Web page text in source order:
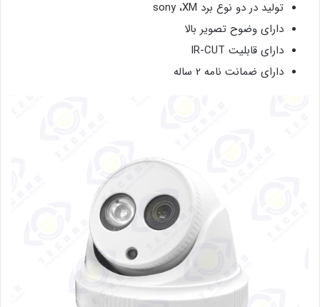
تولید در دو نوع برد sony ،XM
دارای وضوح تصویر بالا
دارای قابلیت IR-CUT
دارای ضمانت نامه 2 ساله